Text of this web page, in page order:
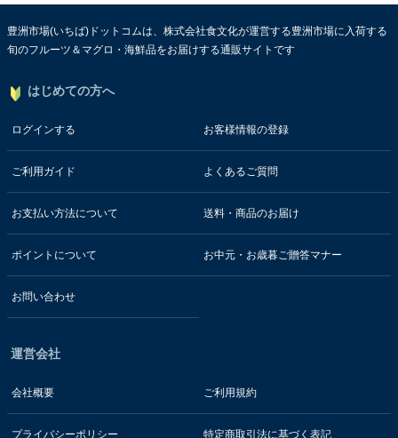
豊洲市場(いちば)ドットコムは、株式会社食文化が運営する豊洲市場に入荷する
旬のフルーツ＆マグロ・海鮮品をお届けする通販サイトです
はじめての方へ
ログインする お客様情報の登録
ご利用ガイド よくあるご質問
お支払い方法について 送料・商品のお届け
ポイントについて お中元・お歳暮ご贈答マナー
お問い合わせ
運営会社
会社概要 ご利用規約
プライバシーポリシー 特定商取引法に基づく表記